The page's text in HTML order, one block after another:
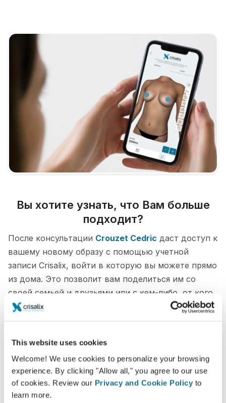
This website uses cookies
Welcome! We use cookies to personalize your browsing
experience. By clicking "Allow all," you agree to our use
of cookies. Review our Privacy and Cookie Policy to
learn more.
Вы хотите узнать, что Вам больше
подходит?
После консультации Crouzet Cedric даст доступ к
вашему новому образу с помощью учетной
записи Crisalix, войти в которую вы можете прямо
из дома. Это позволит вам поделиться им со
своей семьей и друзьями или с кем-либо, от кого
вы хотите узнать мнение.